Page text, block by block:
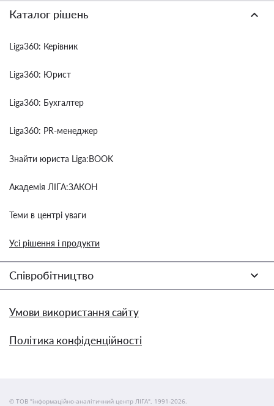
Каталог рішень
Liga360: Керівник
Liga360: Юрист
Liga360: Бухгалтер
Liga360: PR-менеджер
Знайти юриста Liga:BOOK
Академія ЛІГА:ЗАКОН
Теми в центрі уваги
Усі рішення і продукти
Співробітництво
Умови використання сайту
Політика конфіденційності
© ТОВ "інформаційно-аналітичний центр ЛІГА", 1991-2026.